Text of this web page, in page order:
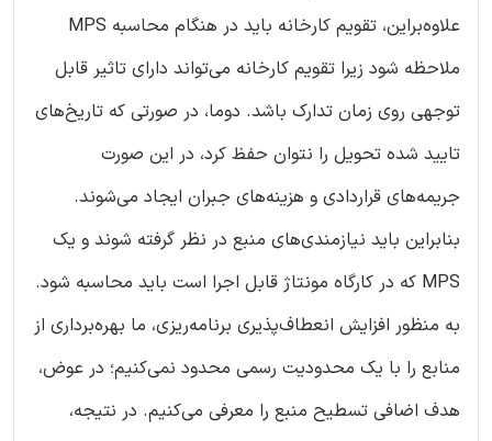
علاوه‌براین، تقویم کارخانه باید در هنگام محاسبه MPS
ملاحظه شود زیرا تقویم کارخانه می‌تواند دارای تاثیر قابل
توجهی روی زمان تدارک باشد. دوما، در صورتی که تاریخ‌های
تایید شده تحویل را نتوان حفظ کرد، در این صورت
جریمه‌های قراردادی و هزینه‌های جبران ایجاد می‌شوند.
بنابراین باید نیازمندی‌های منبع در نظر گرفته شوند و یک
MPS که در کارگاه مونتاژ قابل اجرا است باید محاسبه شود.
به منظور افزایش انعطاف‌پذیری برنامه‌ریزی، ما بهره‌برداری از
منابع را با یک محدودیت رسمی محدود نمی‌کنیم؛ در عوض،
هدف اضافی تسطیح منبع را معرفی می‌کنیم. در نتیجه،